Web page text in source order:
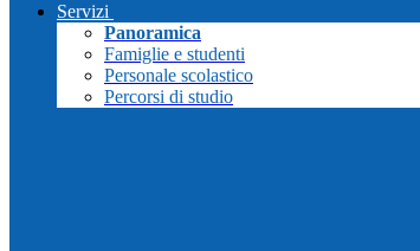
Servizi
Panoramica
Famiglie e studenti
Personale scolastico
Percorsi di studio